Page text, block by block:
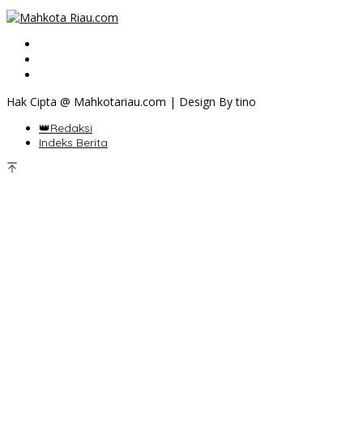
Hak Cipta @ Mahkotariau.com | Design By tino
👑Redaksi
Indeks Berita